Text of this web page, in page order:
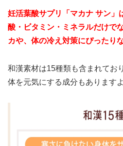
妊活葉酸サプリ「マカナ サン」
酸・ビタミン・ミネラルだけでな
カや、体の冷え対策にぴったり
和漢素材は15種類も含まれてお
体を元気にする成分もありますよ